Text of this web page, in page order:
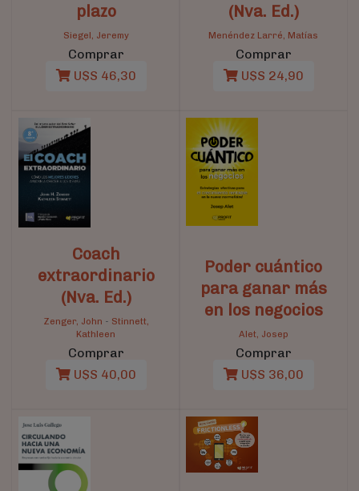
plazo
Siegel, Jeremy
Comprar
U$S 46,30
(Nva. Ed.)
Menéndez Larré, Matías
Comprar
U$S 24,90
Coach
extraordinario
(Nva. Ed.)
Zenger, John - Stinnett,
Kathleen
Comprar
U$S 40,00
Poder cuántico
para ganar más
en los negocios
Alet, Josep
Comprar
U$S 36,00